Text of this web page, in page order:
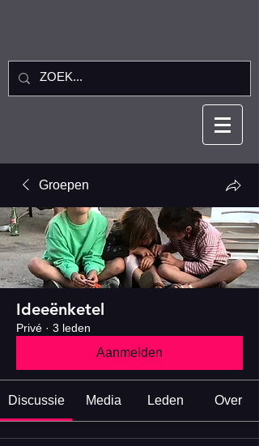
Groepen
Ideeënketel
Privé · 3 leden
Aanmelden
Discussie Media Leden Over